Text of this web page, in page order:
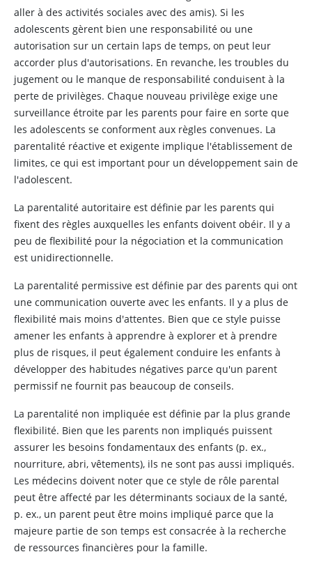
aller à des activités sociales avec des amis). Si les
adolescents gèrent bien une responsabilité ou une
autorisation sur un certain laps de temps, on peut leur
accorder plus d'autorisations. En revanche, les troubles du
jugement ou le manque de responsabilité conduisent à la
perte de privilèges. Chaque nouveau privilège exige une
surveillance étroite par les parents pour faire en sorte que
les adolescents se conforment aux règles convenues. La
parentalité réactive et exigente implique l'établissement de
limites, ce qui est important pour un développement sain de
l'adolescent.
La parentalité autoritaire est définie par les parents qui
fixent des règles auxquelles les enfants doivent obéir. Il y a
peu de flexibilité pour la négociation et la communication
est unidirectionnelle.
La parentalité permissive est définie par des parents qui ont
une communication ouverte avec les enfants. Il y a plus de
flexibilité mais moins d'attentes. Bien que ce style puisse
amener les enfants à apprendre à explorer et à prendre
plus de risques, il peut également conduire les enfants à
développer des habitudes négatives parce qu'un parent
permissif ne fournit pas beaucoup de conseils.
La parentalité non impliquée est définie par la plus grande
flexibilité. Bien que les parents non impliqués puissent
assurer les besoins fondamentaux des enfants (p. ex.,
nourriture, abri, vêtements), ils ne sont pas aussi impliqués.
Les médecins doivent noter que ce style de rôle parental
peut être affecté par les déterminants sociaux de la santé,
p. ex., un parent peut être moins impliqué parce que la
majeure partie de son temps est consacrée à la recherche
de ressources financières pour la famille.